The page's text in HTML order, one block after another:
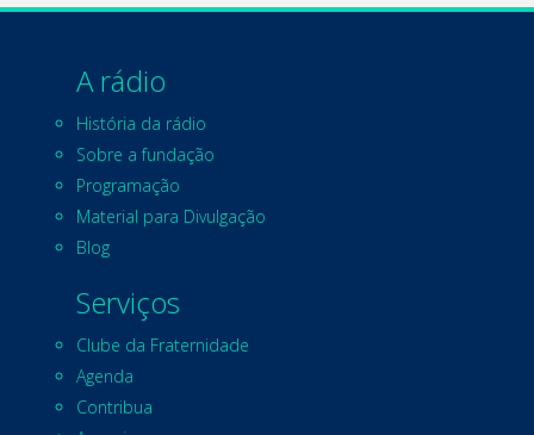
A rádio
História da rádio
Sobre a fundação
Programação
Material para Divulgação
Blog
Serviços
Clube da Fraternidade
Agenda
Contribua